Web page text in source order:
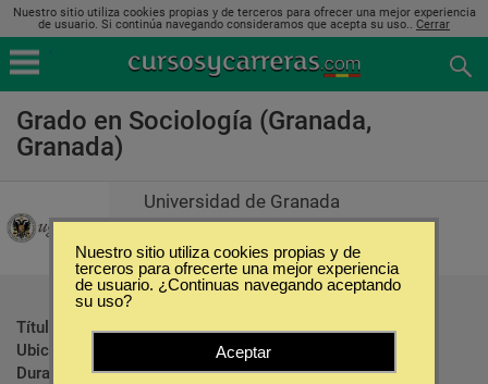
Nuestro sitio utiliza cookies propias y de terceros para ofrecer una mejor experiencia
de usuario. Si continúa navegando consideramos que acepta su uso.. Cerrar
Grado en Sociología (Granada,
Granada)
Universidad de Granada
Título ofrecido:
Grado en Sociología
Ubicación:
Granada - Granada
Duración:
4 Años
Nuestro sitio utiliza cookies propias y de
terceros para ofrecerte una mejor experiencia
de usuario. ¿Continuas navegando aceptando
su uso?
Aceptar